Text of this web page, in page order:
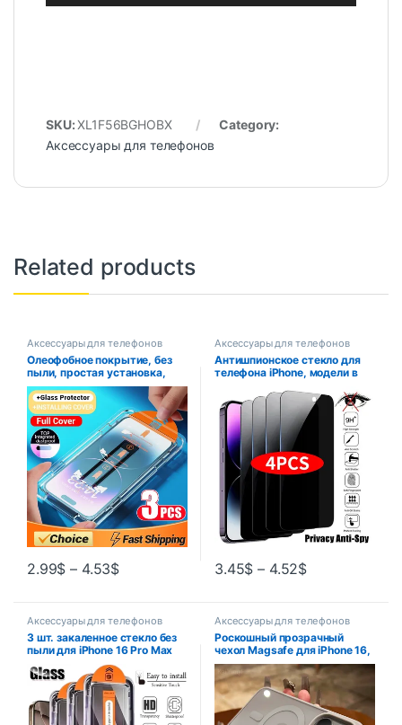
SKU:XL1F56BGHOBX
Category:
Аксессуары для телефонов
Related products
Аксессуары для телефонов
Олеофобное покрытие, без
пыли, простая установка,
защитная пленка для экрана
для iPhone 14 11 13 12 15 Pro
Max Mini XS X XR 15 16 Plus,
стекло
2.99$ – 4.53$
Аксессуары для телефонов
Антишпионское стекло для
телефона iPhone, модели в
3.45$ – 4.52$
Аксессуары для телефонов
3 шт. закаленное стекло без
пыли для iPhone 16 Pro Max
16Pro Защитная пленка для
экрана для iPhone 15ProMax
Простое в установке стекло
Аксессуары для телефонов
Роскошный прозрачный
чехол Magsafe для iPhone 16,
15, 14, 13, 12, 11 Pro XS XR
Max Mini Plus, чехлы с
магнитной беспроводной
зарядкой